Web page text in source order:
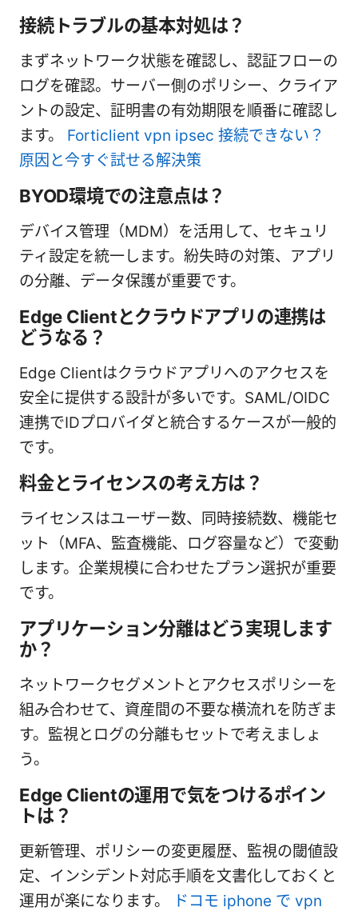
接続トラブルの基本対処は？
まずネットワーク状態を確認し、認証フローの
ログを確認。サーバー側のポリシー、クライア
ントの設定、証明書の有効期限を順番に確認し
ます。 Forticlient vpn ipsec 接続できない？
原因と今すぐ試せる解決策
BYOD環境での注意点は？
デバイス管理（MDM）を活用して、セキュリ
ティ設定を統一します。紛失時の対策、アプリ
の分離、データ保護が重要です。
Edge Clientとクラウドアプリの連携は
どうなる？
Edge Clientはクラウドアプリへのアクセスを
安全に提供する設計が多いです。SAML/OIDC
連携でIDプロバイダと統合するケースが一般的
です。
料金とライセンスの考え方は？
ライセンスはユーザー数、同時接続数、機能セ
ット（MFA、監査機能、ログ容量など）で変動
します。企業規模に合わせたプラン選択が重要
です。
アプリケーション分離はどう実現します
か？
ネットワークセグメントとアクセスポリシーを
組み合わせて、資産間の不要な横流れを防ぎま
す。監視とログの分離もセットで考えましょ
う。
Edge Clientの運用で気をつけるポイン
トは？
更新管理、ポリシーの変更履歴、監視の閾値設
定、インシデント対応手順を文書化しておくと
運用が楽になります。
ドコモ iphone で vpn